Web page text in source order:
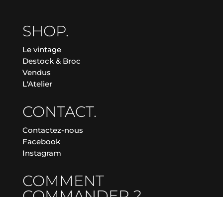
SHOP.
Le vintage
Destock & Broc
Vendus
L'Atelier
CONTACT.
Contactez-nous
Facebook
Instagram
COMMENT